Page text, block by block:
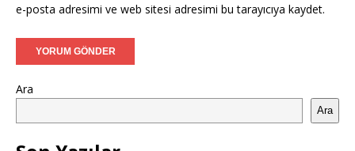
e-posta adresimi ve web sitesi adresimi bu tarayıcıya kaydet.
Ara
Ara